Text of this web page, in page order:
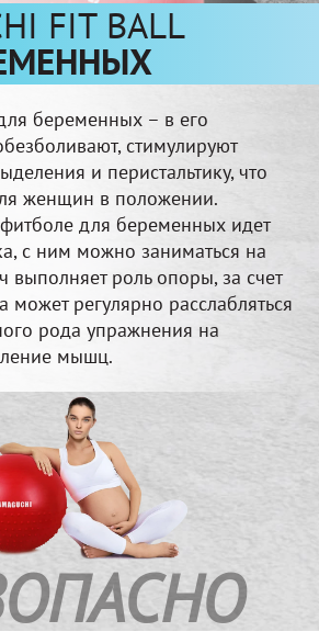
FIT BALL
беременных – в его
стимулируют
и перистальтику, что
женщин в положении.
для беременных идет
с ним можно заниматься на
роль опоры, за счет
регулярно расслабляться
рода упражнения на
мышц.